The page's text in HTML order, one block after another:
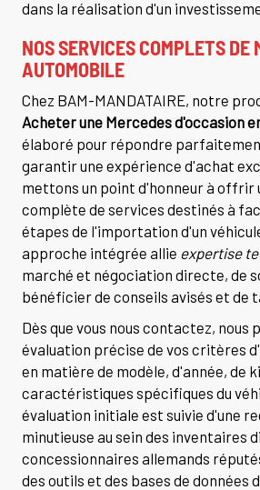
dans la réalisation d'un
NOS SERVICES COMPLETS DE
AUTOMOBILE
Chez BAM-MANDATAIRE, notre
Acheter une Mercedes d'occasion
élaboré pour répondre
garantir une expérience d'achat
mettons un point d'honneur à offrir
complète de services destinés à
étapes de l'importation d'un
approche intégrée allie expertise
marché et négociation directe, de
bénéficier de conseils avisés et de
Dès que vous nous contactez, nous
évaluation précise de vos critères
en matière de modèle, d'année, de
caractéristiques spécifiques du
évaluation initiale est suivie d'une
minutieuse au sein des inventaires
concessionnaires allemands
des outils et des bases de données